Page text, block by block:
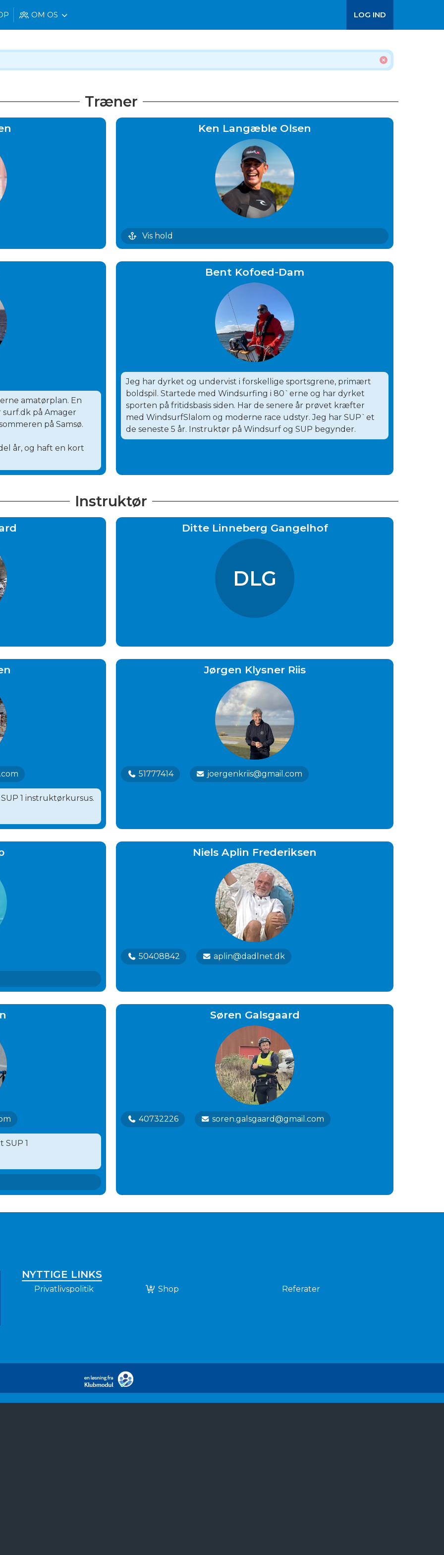
OM OS LOG IND
Træner
Ken Langæble Olsen
Vis hold
Udstyr
amatørplan. En
på Amager
på Samsø.
år, og haft en kort
Bent Kofoed-Dam
Jeg har dyrket og undervist i forskellige sportsgrene, primært
boldspil. Startede med Windsurfing i 80`erne og har dyrket
sporten på fritidsbasis siden. Har de senere år prøvet kræfter
med WindsurfSlalom og moderne race udstyr. Jeg har SUP`et
de seneste 5 år. Instruktør på Windsurf og SUP begynder.
Instruktør
Ditte Linneberg Gangelhof
DLG
1 instruktørkursus.
Jørgen Klysner Riis
51777414 joergenkriis@gmail.com
Niels Aplin Frederiksen
50408842 aplin@dadlnet.dk
1
Søren Galsgaard
40732226 soren.galsgaard@gmail.com
NYTTIGE LINKS
Privatlivspolitik Shop Referater